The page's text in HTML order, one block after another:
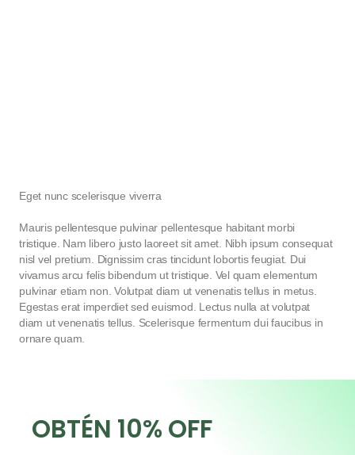
Eget nunc scelerisque viverra
Mauris pellentesque pulvinar pellentesque habitant morbi
tristique. Nam libero justo laoreet sit amet. Nibh ipsum consequat
nisl vel pretium. Dignissim cras tincidunt lobortis feugiat. Dui
vivamus arcu felis bibendum ut tristique. Vel quam elementum
pulvinar etiam non. Volutpat diam ut venenatis tellus in metus.
Egestas erat imperdiet sed euismod. Lectus nulla at volutpat
diam ut venenatis tellus. Scelerisque fermentum dui faucibus in
ornare quam.
OBTÉN 10% OFF